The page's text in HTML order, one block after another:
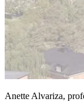
Anette Alvariza,